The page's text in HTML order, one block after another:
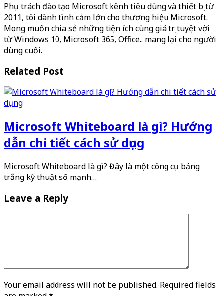
Phụ trách đào tạo Microsoft kênh tiêu dùng và thiết bị từ
2011, tôi dành tình cảm lớn cho thương hiệu Microsoft.
Mong muốn chia sẻ những tiện ích cùng giá trị tuyệt vời
từ Windows 10, Microsoft 365, Office.. mang lại cho người
dùng cuối.
Related Post
Microsoft Whiteboard là gì? Hướng
dẫn chi tiết cách sử dụng
Microsoft Whiteboard là gì? Đây là một công cụ bảng
trắng kỹ thuật số mạnh…
Leave a Reply
Your email address will not be published. Required fields